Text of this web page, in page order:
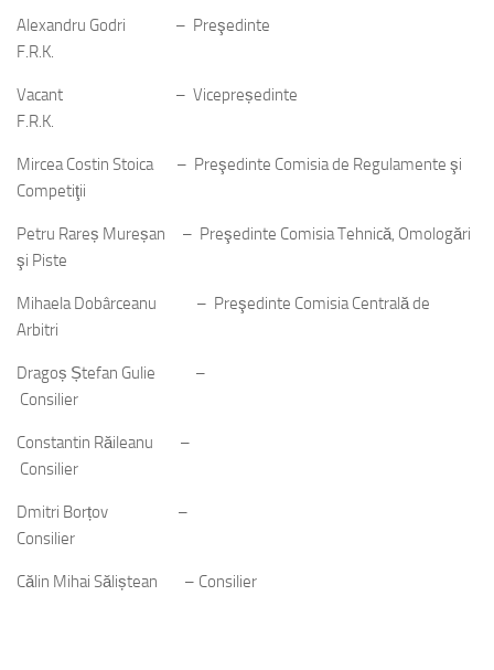
Alexandru Godri – Preşedinte
F.R.K.
Vacant – Vicepreședinte
F.R.K.
Mircea Costin Stoica – Preşedinte Comisia de Regulamente şi
Competiţii
Petru Rareș Mureșan – Preşedinte Comisia Tehnică, Omologări
şi Piste
Mihaela Dobârceanu – Preşedinte Comisia Centrală de
Arbitri
Dragoș Ștefan Gulie –
Consilier
Constantin Răileanu –
Consilier
Dmitri Borțov –
Consilier
Călin Mihai Săliștean – Consilier